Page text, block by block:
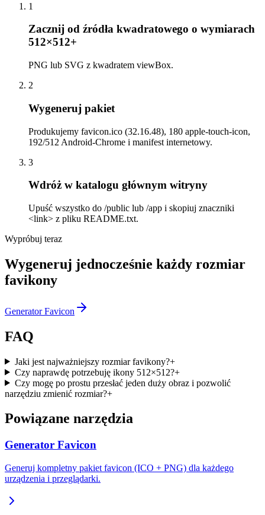
1
Zacznij od źródła kwadratowego o wymiarach
512×512+
PNG lub SVG z kwadratem viewBox.
2
Wygeneruj pakiet
Produkujemy favicon.ico (32.16.48), 180 apple-touch-icon,
192/512 Android-Chrome i manifest internetowy.
3
Wdróż w katalogu głównym witryny
Upuść wszystko do /public lub /app i skopiuj znaczniki
<link> z pliku README.txt.
Wypróbuj teraz
Wygeneruj jednocześnie każdy rozmiar
favikony
Generator Favicon
FAQ
Jaki jest najważniejszy rozmiar favikony?+
Czy naprawdę potrzebuję ikony 512×512?+
Czy mogę po prostu przesłać jeden duży obraz i pozwolić
narzędziu zmienić rozmiar?+
Powiązane narzędzia
Generator Favicon
Generuj kompletny pakiet favicon (ICO + PNG) dla każdego
urządzenia i przeglądarki.